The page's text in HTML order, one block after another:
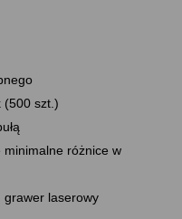
(500 szt.)
różnice w
grawer laserowy